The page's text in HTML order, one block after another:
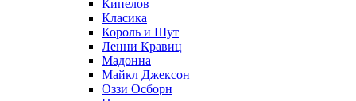
Кипелов
Класика
Король и Шут
Ленни Кравиц
Мадонна
Майкл Джексон
Оззи Осборн